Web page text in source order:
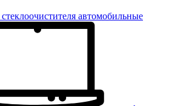
автомобильные